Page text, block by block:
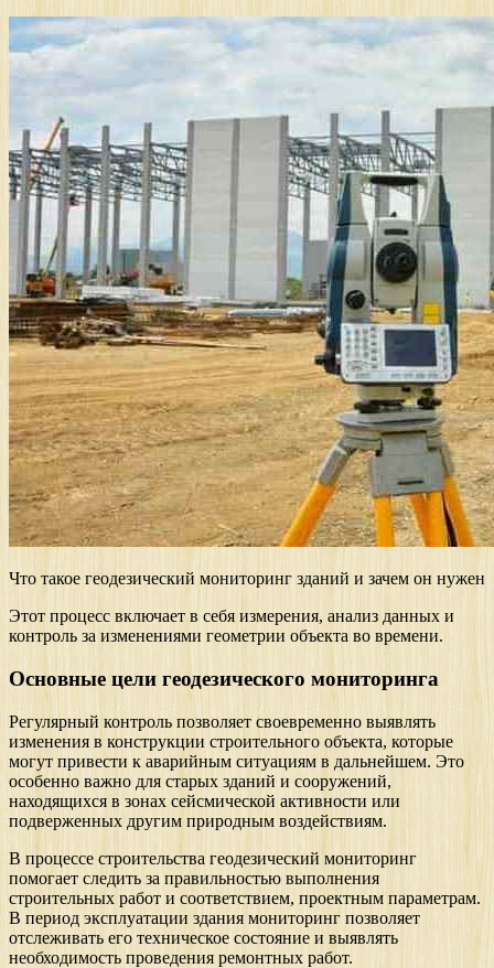
Что такое геодезический мониторинг зданий и зачем он нужен
Этот процесс включает в себя измерения, анализ данных и
контроль за изменениями геометрии объекта во времени.
Основные цели геодезического мониторинга
Регулярный контроль позволяет своевременно выявлять
изменения в конструкции строительного объекта, которые
могут привести к аварийным ситуациям в дальнейшем. Это
особенно важно для старых зданий и сооружений,
находящихся в зонах сейсмической активности или
подверженных другим природным воздействиям.
В процессе строительства геодезический мониторинг
помогает следить за правильностью выполнения
строительных работ и соответствием, проектным параметрам.
В период эксплуатации здания мониторинг позволяет
отслеживать его техническое состояние и выявлять
необходимость проведения ремонтных работ.